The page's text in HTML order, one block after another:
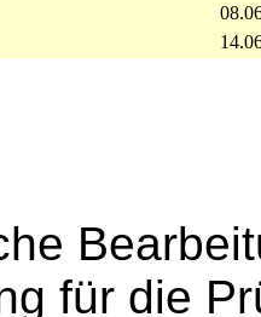
für die